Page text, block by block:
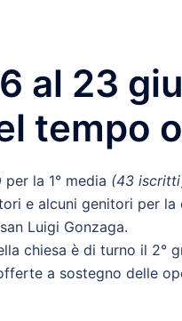
al 23
tempo
la 1° media (43
e alcuni genitori per
Luigi Gonzaga.
chiesa è di turno il 2°
a sostegno delle